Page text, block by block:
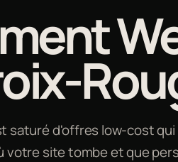
saturé d'offres low-cost
site tombe et que